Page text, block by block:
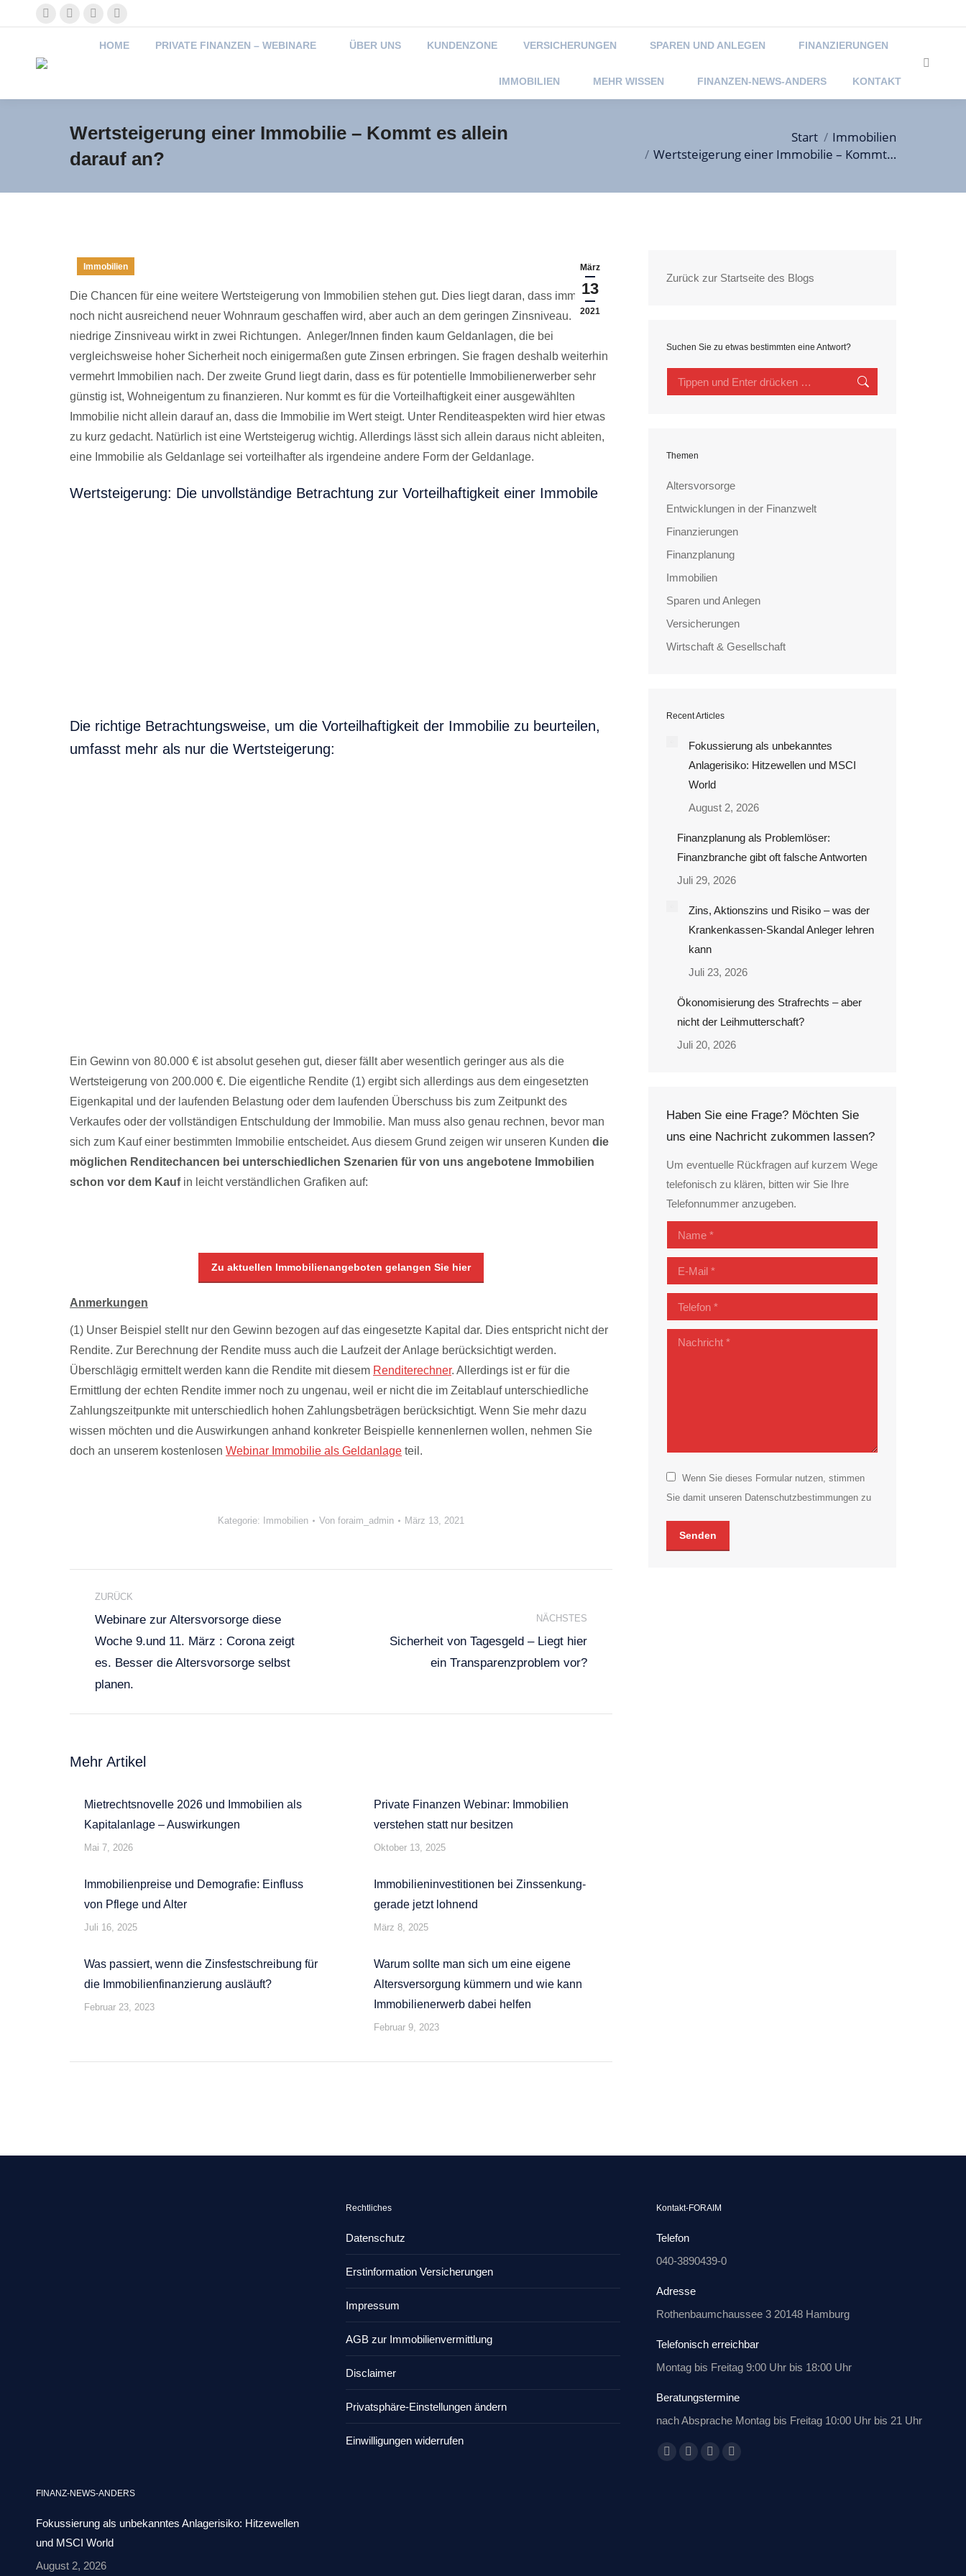
opens
newnew
page
new
page
new
window
HOME PRIVATE FINANZEN – WEBINARE ÜBER UNS KUNDENZONE VERSICHERUNGEN SPAREN UND ANLEGEN FINANZIERUNGEN
IMMOBILIEN MEHR WISSEN FINANZEN-NEWS-ANDERS KONTAKT
Search:
Wertsteigerung einer Immobilie – Kommt es allein
darauf an?
Start
Immobilien
Wertsteigerung einer Immobilie – Kommt…
März
13
2021
Immobilien
Die Chancen für eine weitere Wertsteigerung von Immobilien stehen gut. Dies liegt daran, dass immer
noch nicht ausreichend neuer Wohnraum geschaffen wird, aber auch an dem geringen Zinsniveau. Das
niedrige Zinsniveau wirkt in zwei Richtungen. Anleger/Innen finden kaum Geldanlagen, die bei
vergleichsweise hoher Sicherheit noch einigermaßen gute Zinsen erbringen. Sie fragen deshalb weiterhin
vermehrt Immobilien nach. Der zweite Grund liegt darin, dass es für potentielle Immobilienerwerber sehr
günstig ist, Wohneigentum zu finanzieren. Nur kommt es für die Vorteilhaftigkeit einer ausgewählten
Immobilie nicht allein darauf an, dass die Immobilie im Wert steigt. Unter Renditeaspekten wird hier etwas
zu kurz gedacht. Natürlich ist eine Wertsteigerug wichtig. Allerdings lässt sich allein daraus nicht ableiten,
eine Immobilie als Geldanlage sei vorteilhafter als irgendeine andere Form der Geldanlage.
Wertsteigerung: Die unvollständige Betrachtung zur Vorteilhaftigkeit einer Immobile
Die richtige Betrachtungsweise, um die Vorteilhaftigkeit der Immobilie zu beurteilen,
umfasst mehr als nur die Wertsteigerung:
Ein Gewinn von 80.000 € ist absolut gesehen gut, dieser fällt aber wesentlich geringer aus als die
Wertsteigerung von 200.000 €. Die eigentliche Rendite (1) ergibt sich allerdings aus dem eingesetzten
Eigenkapital und der laufenden Belastung oder dem laufenden Überschuss bis zum Zeitpunkt des
Verkaufes oder der vollständigen Entschuldung der Immobilie. Man muss also genau rechnen, bevor man
sich zum Kauf einer bestimmten Immobilie entscheidet. Aus diesem Grund zeigen wir unseren Kunden die
möglichen Renditechancen bei unterschiedlichen Szenarien für von uns angebotene Immobilien
schon vor dem Kaufin leicht verständlichen Grafiken auf:
Zu aktuellen Immobilienangeboten gelangen Sie hier
Anmerkungen
(1) Unser Beispiel stellt nur den Gewinn bezogen auf das eingesetzte Kapital dar. Dies entspricht nicht der
Rendite. Zur Berechnung der Rendite muss auch die Laufzeit der Anlage berücksichtigt werden.
Überschlägig ermittelt werden kann die Rendite mit diesem Renditerechner. Allerdings ist er für die
Ermittlung der echten Rendite immer noch zu ungenau, weil er nicht die im Zeitablauf unterschiedliche
Zahlungszeitpunkte mit unterschiedlich hohen Zahlungsbeträgen berücksichtigt. Wenn Sie mehr dazu
wissen möchten und die Auswirkungen anhand konkreter Beispielle kennenlernen wollen, nehmen Sie
doch an unserem kostenlosen Webinar Immobilie als Geldanlage teil.
Kategorie: Immobilien Von foraim_admin März 13, 2021
ZURÜCK
Beitrag:
Webinare zur Altersvorsorge diese
Woche 9.und 11. März : Corona zeigt
es. Besser die Altersvorsorge selbst
planen.
NÄCHSTES
Sicherheit von Tagesgeld – Liegt hier
ein Transparenzproblem vor?
Mehr Artikel
Mietrechtsnovelle 2026 und Immobilien als
Kapitalanlage – Auswirkungen
Mai 7, 2026
Private Finanzen Webinar: Immobilien
verstehen statt nur besitzen
Oktober 13, 2025
Immobilienpreise und Demografie: Einfluss
von Pflege und Alter
Juli 16, 2025
Immobilieninvestitionen bei Zinssenkung-
gerade jetzt lohnend
März 8, 2025
Was passiert, wenn die Zinsfestschreibung für
die Immobilienfinanzierung ausläuft?
Februar 23, 2023
Warum sollte man sich um eine eigene
Altersversorgung kümmern und wie kann
Immobilienerwerb dabei helfen
Februar 9, 2023
Zurück zur Startseite des Blogs
Suchen Sie zu etwas bestimmten eine Antwort?
Search:
Themen
Altersvorsorge
Entwicklungen in der Finanzwelt
Finanzierungen
Finanzplanung
Immobilien
Sparen und Anlegen
Versicherungen
Wirtschaft & Gesellschaft
Recent Articles
Fokussierung als unbekanntes
Anlagerisiko: Hitzewellen und MSCI
World
August 2, 2026
Finanzplanung als Problemlöser:
Finanzbranche gibt oft falsche Antworten
Juli 29, 2026
Zins, Aktionszins und Risiko – was der
Krankenkassen-Skandal Anleger lehren
kann
Juli 23, 2026
Ökonomisierung des Strafrechts – aber
nicht der Leihmutterschaft?
Juli 20, 2026
Haben Sie eine Frage? Möchten Sie
uns eine Nachricht zukommen lassen?
Um eventuelle Rückfragen auf kurzem Wege
telefonisch zu klären, bitten wir Sie Ihre
Telefonnummer anzugeben.
Name *
E-Mail *
Telefon *
Nachricht *
Wenn Sie dieses Formular nutzen, stimmen
Sie damit unseren Datenschutzbestimmungen zu
Senden
Rechtliches
Datenschutz
Erstinformation Versicherungen
Impressum
AGB zur Immobilienvermittlung
Disclaimer
Privatsphäre-Einstellungen ändern
Einwilligungen widerrufen
Kontakt-FORAIM
Telefon
040-3890439-0
Adresse
Rothenbaumchaussee 3 20148 Hamburg
Telefonisch erreichbar
Montag bis Freitag 9:00 Uhr bis 18:00 Uhr
Beratungstermine
nach Absprache Montag bis Freitag 10:00 Uhr bis 21 Uhr
Finden Sie uns auf:
FINANZ-NEWS-ANDERS
Fokussierung als unbekanntes Anlagerisiko: Hitzewellen
und MSCI World
August 2, 2026